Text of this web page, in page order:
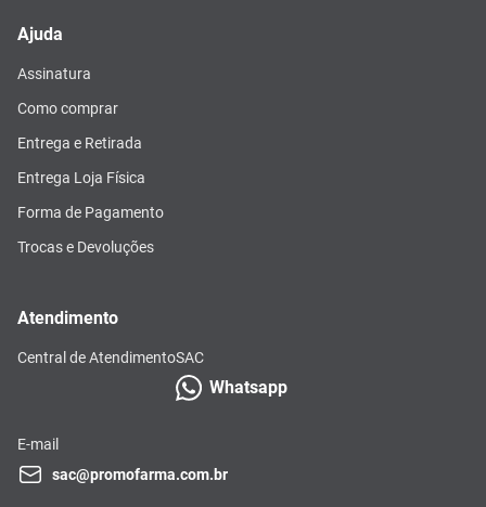
Ajuda
Assinatura
Como comprar
Entrega e Retirada
Entrega Loja Física
Forma de Pagamento
Trocas e Devoluções
Atendimento
Central de AtendimentoSAC
Whatsapp
E-mail
sac@promofarma.com.br